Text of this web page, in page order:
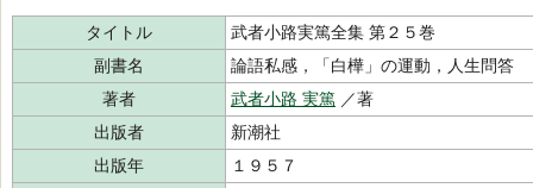
タイトル
武者小路実篤全集 第２５巻
副書名
論語私感，「白樺」の運動，人生問答
著者
武者小路 実篤 ／著
出版者
新潮社
出版年
１９５７